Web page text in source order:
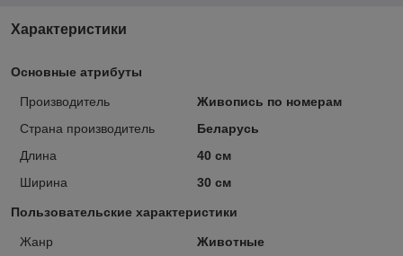
Характеристики
Основные атрибуты
Производитель
Живопись по номерам
Страна производитель
Беларусь
Длина
40 см
Ширина
30 см
Пользовательские характеристики
Жанр
Животные